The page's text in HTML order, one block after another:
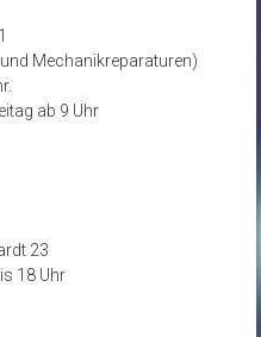
Mechanikreparaturen)
ab 9 Uhr
23
18 Uhr